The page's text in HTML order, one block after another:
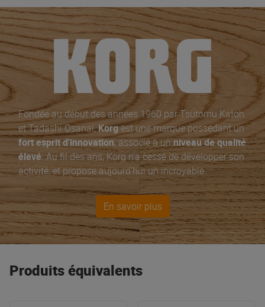
Fondée au début des années 1960 par Tsutomu Katoh
et Tadashi Osanai,Korgest une marque possédant un
fort esprit d'innovation, associé à unniveau de qualité
élevé. Au fil des ans, Korg n'a cessé de développer son
activité, et propose aujourd'hui un incroyable
assortiment de
produits pour les musiciens
de tous
horizons, et
avec leurstables de mixage,samplers
etGrooveboxes.
De nos jours, les instrumentsles plus populaires de
Korg sont le Minilogue XD, le Wavestate et l'Opsix, ses
modules Volca.
En savoir plus
Produits équivalents